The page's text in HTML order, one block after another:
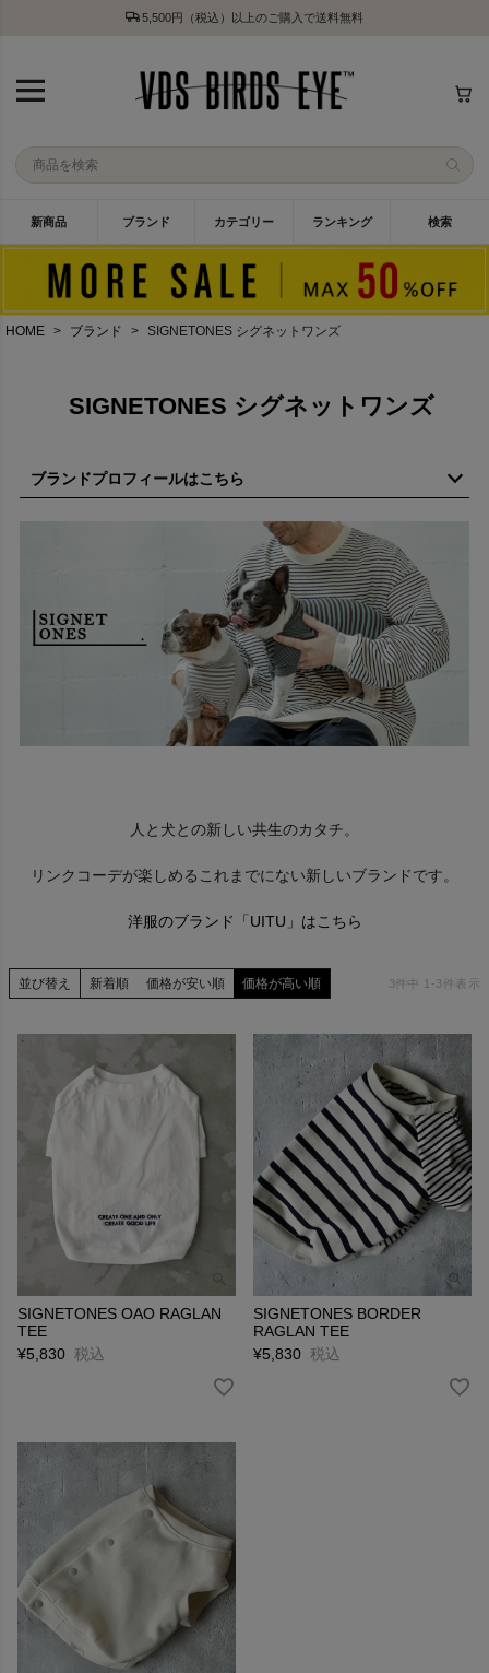
5,500円（税込）以上のご購入で送料無料
新商品 ブランド カテゴリー ランキング 検索
HOME ブランド SIGNETONES シグネットワンズ
SIGNETONES シグネットワンズ
ブランドプロフィールはこちら
あなたと愛犬だけの印を。 日常に思い出の栞を。
Sign of you and your dog. A bookmark for everyday life.
愛犬とオーナー様に寄り添ったモノづくりをコンセプトに フレン
アパレル業界で培った知識と技術で、素材・パターン・縫製に拘
ます。
現在は犬種も幅広く対応が可能となっており、それぞれの子に合
刺繍やリメイクも得意としており、SIGNETONESでしか作れな
PROJECT
オーナー様用のアパレル「UITU（ユイツ）」と共同企画してお
り、愛犬と一緒にお洋服を楽しむことが出来ます。
イベントも「URBANDOGHOLIDAY」として、犬と人、人と人を
繋げる空間を演出しています。 日本国内のみならず、海外にも展
開を拡大させています。
櫻木 美幸 MIYUKI SAKURAGI
兵庫県出身。大阪文化服装学院を卒業後、OEMメーカーの生産管
理として幅広いジャンル・アイテムの生産を担う。
愛犬のりしお（フレンチブルドッグ）の為の服作りをきっかけ
に、「SIGNETONES（シグネットワンズ）」を立ち上げる。
人と犬との新しい共生のカタチ。
リンクコーデが楽しめるこれまでにない新しいブランドです。
洋服のブランド「UITU」はこちら
並び替え 新着順 価格が安い順 価格が高い順 3件中 1 -3 件表示
SIGNETONES OAO RAGLAN
TEE
¥5,830 税込
SIGNETONES BORDER
RAGLAN TEE
¥5,830 税込